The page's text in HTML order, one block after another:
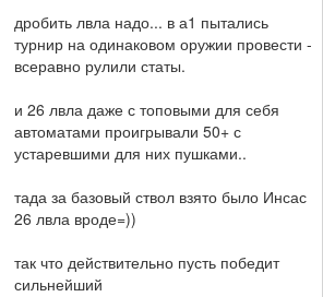
дробить лвла надо... в а1 пытались
турнир на одинаковом оружии провести -
всеравно рулили статы.
и 26 лвла даже с топовыми для себя
автоматами проигрывали 50+ с
устаревшими для них пушками..
тада за базовый ствол взято было Инсас
26 лвла вроде=))
так что действительно пусть победит
сильнейший